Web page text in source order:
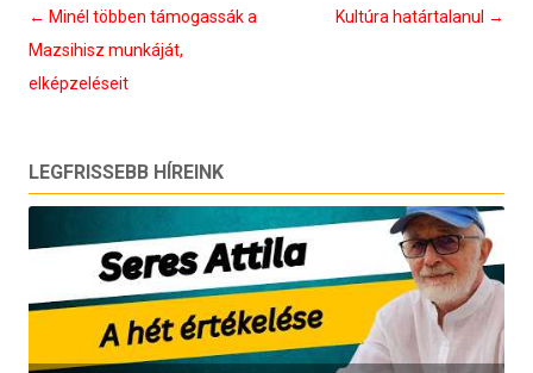
Bejegyzés
navigáció
← Minél többen támogassák a
Mazsihisz munkáját,
elképzeléseit
Kultúra határtalanul →
LEGFRISSEBB HÍREINK